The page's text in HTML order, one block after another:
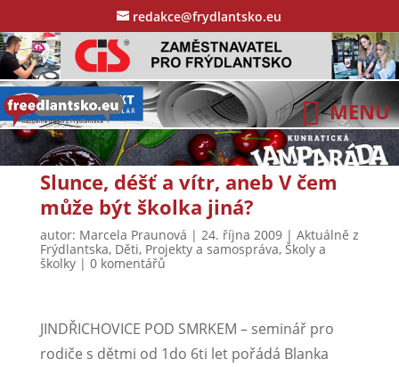
redakce@frydlantsko.eu
Slunce, déšť a vítr, aneb V čem
může být školka jiná?
autor: Marcela Praunová | 24. října 2009| Aktuálně z
Frýdlantska, Děti, Projekty a samospráva, Školy a
školky| 0 komentářů
JINDŘICHOVICE POD SMRKEM – seminář pro
rodiče s dětmi od 1do 6ti let pořádá Blanka